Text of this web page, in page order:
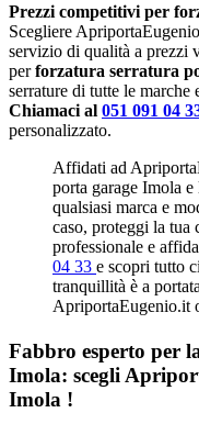
Prezzi competitivi per
Scegliere
servizio di qualità a prezzi
perforzatura serratura
serrature di tutte le
Chiamaci al 051 091 04
personalizzato.
Affidati ad
porta garage Imola
qualsiasi marca e
caso, proteggi la tua
professionale e
04 33 e scopri tutto
tranquillità è a
ApriportaEugenio.it
Fabbro esperto per
Imola: scegli
Imola !